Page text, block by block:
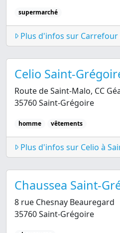
supermarché
Plus d'infos sur
Celio Saint-
Route de Saint-Malo, CC
35760 Saint-Grégoire
homme vêtements
Plus d'infos sur Celio à
Chaussea Saint-
8 rue Chesnay Beauregard
35760 Saint-Grégoire